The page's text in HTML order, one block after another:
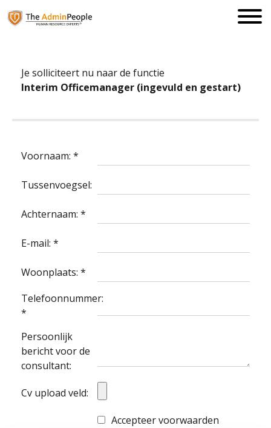
Je solliciteert nu naar de functie
Interim Officemanager (ingevuld en gestart)
Voornaam: *
Tussenvoegsel:
Achternaam: *
E-mail: *
Woonplaats: *
Telefoonnummer:
*
Persoonlijk
bericht voor de
consultant:
Cv upload veld:
Accepteer voorwaarden